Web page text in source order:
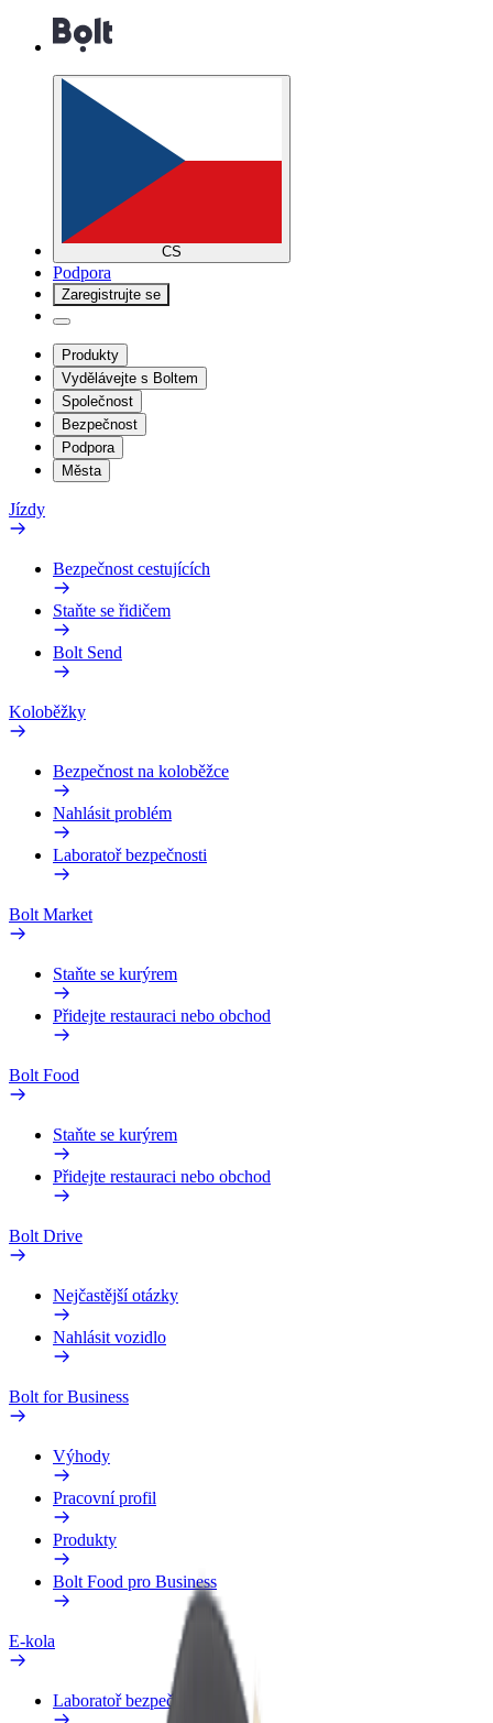
CS
Podpora
Zaregistrujte se
Produkty
Vydělávejte s Boltem
Společnost
Bezpečnost
Podpora
Města
Jízdy
Bezpečnost cestujících
Staňte se řidičem
Bolt Send
Koloběžky
Bezpečnost na koloběžce
Nahlásit problém
Laboratoř bezpečnosti
Bolt Market
Staňte se kurýrem
Přidejte restauraci nebo obchod
Bolt Food
Staňte se kurýrem
Přidejte restauraci nebo obchod
Bolt Drive
Nejčastější otázky
Nahlásit vozidlo
Bolt for Business
Výhody
Pracovní profil
Produkty
Bolt Food pro Business
E-kola
Laboratoř bezpečnosti